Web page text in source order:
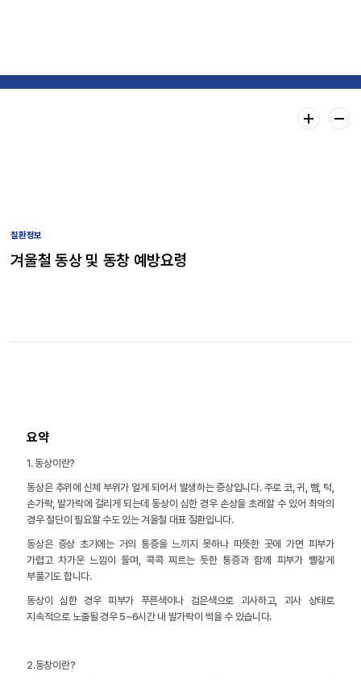
질환정보
겨울철 동상 및 동창 예방요령
요약
1. 동상이란?
동상은 추위에 신체 부위가 얼게 되어서 발생하는 증상입니다. 주로 코, 귀, 뺨, 턱,
손가락, 발가락에 걸리게 되는데 동상이 심한 경우 손상을 초래할 수 있어 최악의
경우 절단이 필요할 수도 있는 겨울철 대표 질환입니다.
동상은 증상 초기에는 거의 통증을 느끼지 못하나 따뜻한 곳에 가면 피부가
가렵고 차가운 느낌이 들며, 콕콕 찌르는 듯한 통증과 함께 피부가 빨갛게
부풀기도 합니다.
동상이 심한 경우 피부가 푸른색이나 검은색으로 괴사하고, 괴사 상태로
지속적으로 노출될 경우 5~6시간 내 발가락이 썩을 수 있습니다.
2.동창이란?